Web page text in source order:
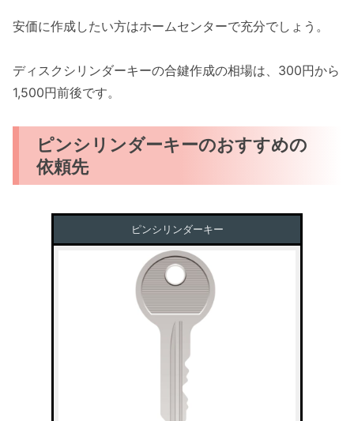
安価に作成したい方はホームセンターで充分でしょう。
ディスクシリンダーキーの合鍵作成の相場は、300円から
1,500円前後です。
ピンシリンダーキーのおすすめの
依頼先
ピンシリンダーキー